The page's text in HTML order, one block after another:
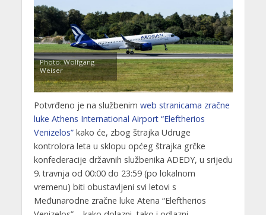
Photo: Wolfgang
Weiser
Potvrđeno je na službenim web stranicama zračne
luke Athens International Airport “Eleftherios
Venizelos”kako će, zbog štrajka Udruge
kontrolora leta u sklopu općeg štrajka grčke
konfederacije državnih službenika ADEDY, u srijedu
9. travnja od 00:00 do 23:59 (po lokalnom
vremenu) biti obustavljeni svi letovi s
Međunarodne zračne luke Atena “Eleftherios